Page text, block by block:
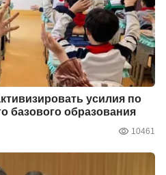
усилия по
базового образования
10461